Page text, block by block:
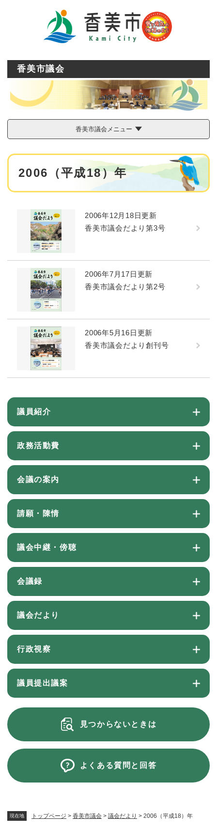
現在地 トップページ > 香美市議会 > 議会だより > 2006（平成18）年
香美市議会
香美市議会メニュー
本
2006（平成18）年
2006年12月18日更新
香美市議会だより第3号
2006年7月17日更新
香美市議会だより第2号
2006年5月16日更新
香美市議会だより創刊号
議員紹介
政務活動費
会議の案内
請願・陳情
議会中継・傍聴
会議録
議会だより
行政視察
議員提出議案
見つからないときは
よくある質問と回答